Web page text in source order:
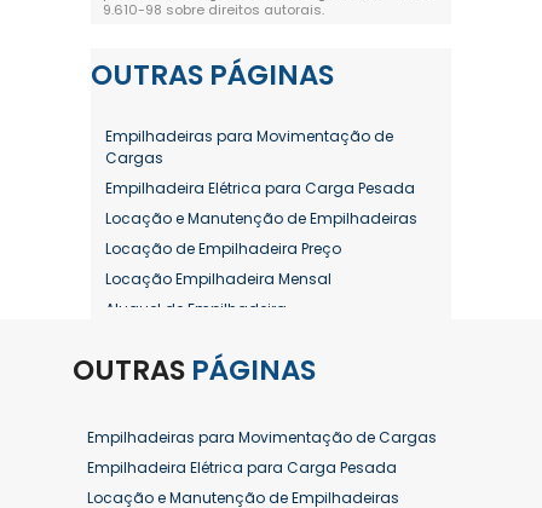
9.610-98 sobre direitos autorais.
OUTRAS PÁGINAS
Empilhadeiras para Movimentação de
Cargas
Empilhadeira Elétrica para Carga Pesada
Locação e Manutenção de Empilhadeiras
Locação de Empilhadeira Preço
Locação Empilhadeira Mensal
Aluguel de Empilhadeira
Aluguel de Empilhadeira Diária Valor
Aluguel de Empilhadeira Elétrica Preço
Aluguel de Empilhadeira Mensal
Aluguel de Empilhadeira Preço
OUTRAS PÁGINAS
Empilhadeiras para Movimentação de Cargas
Empilhadeira Elétrica para Carga Pesada
Locação e Manutenção de Empilhadeiras